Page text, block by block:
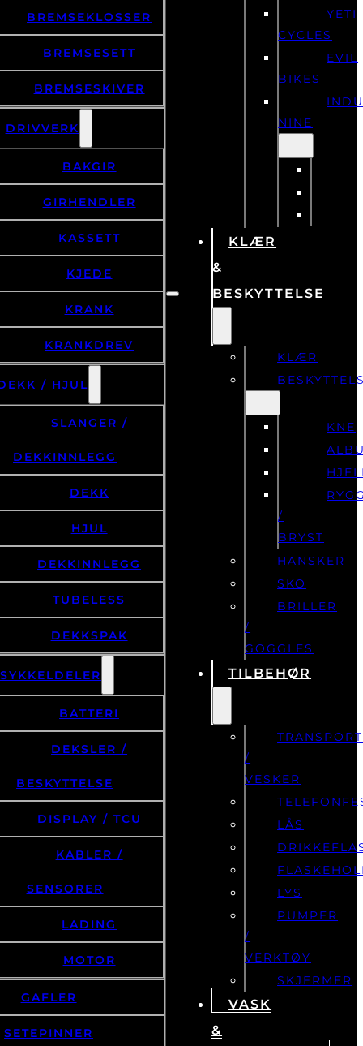
BREMSEKLOSSER
BREMSESETT
BREMSESKIVER
DRIVVERK
BAKGIR
GIRHENDLER
KASSETT
KJEDE
KRANK
KRANKDREV
/ HJUL
SLANGER /
DEKKINNLEGG
DEKK
HJUL
DEKKINNLEGG
TUBELESS
DEKKSPAK
BATTERI
DEKSLER /
BESKYTTELSE
DISPLAY / TCU
KABLER /
SENSORER
LADING
MOTOR
GAFLER
SETEPINNER
YETI
CYCLES
EVIL
BIKES
NINE
KLÆR
&
BESKYTTELSE
KLÆR
KNE
/
BRYST
HANSKER
SKO
BRILLER
/
GOGGLES
TILBEHØR
TRANSPORT
/
VESKER
LÅS
LYS
PUMPER
/
VERKTØY
SKJERMER
VASK
&